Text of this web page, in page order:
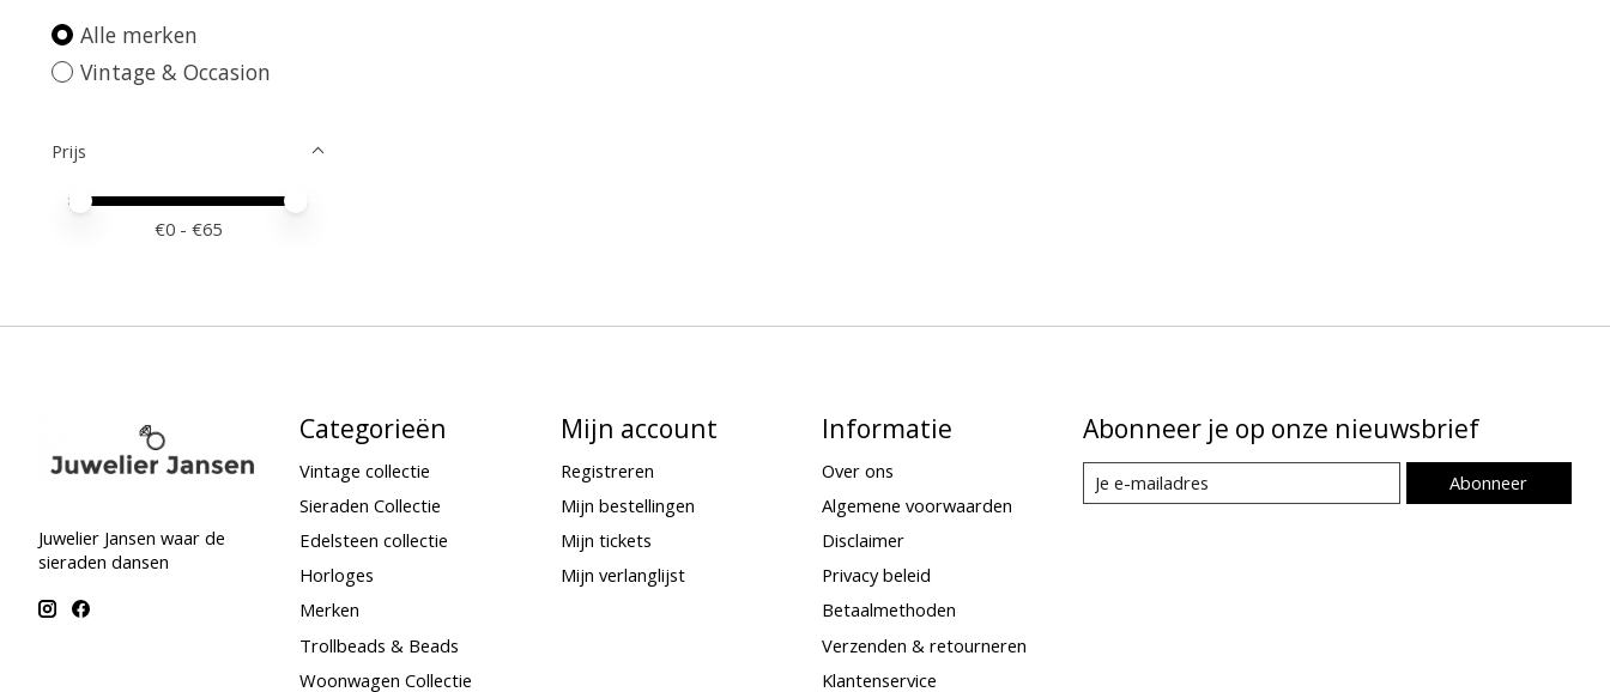
Alle merken
Vintage & Occasion
Prijs
Minimale prijswaarde
Price maximum value
€0 - €65
Juwelier Jansen waar de
sieraden dansen
Categorieën
Vintage collectie
Sieraden Collectie
Edelsteen collectie
Horloges
Merken
Trollbeads & Beads
Woonwagen Collectie
Mijn account
Registreren
Mijn bestellingen
Mijn tickets
Mijn verlanglijst
Informatie
Over ons
Algemene voorwaarden
Disclaimer
Privacy beleid
Betaalmethoden
Verzenden & retourneren
Klantenservice
Abonneer je op onze nieuwsbrief
Abonneer